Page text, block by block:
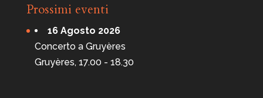
Prossimi eventi
16 Agosto 2026
Concerto a Gruyères
Gruyères, 17.00 - 18.30